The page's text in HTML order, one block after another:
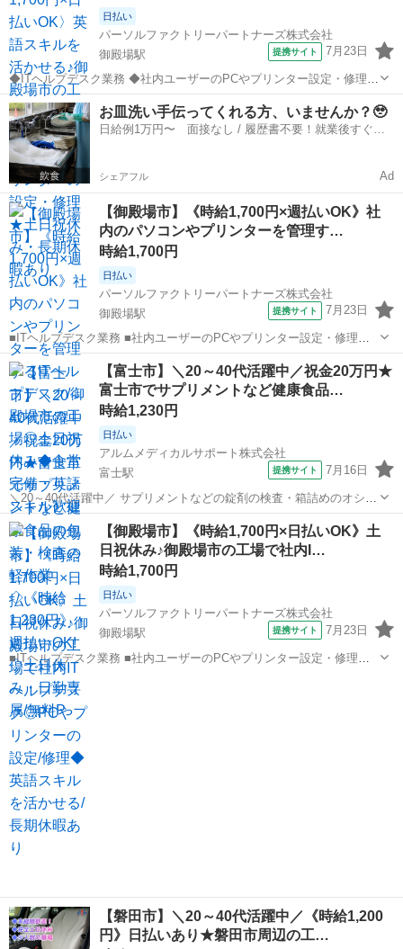
日払い
パーソルファクトリーパートナーズ株式会社
御殿場駅
提携サイト 7月23日
◆ITヘルプデスク業務 ◆社内ユーザーのPCやプリンター設定・修理な
どをお願いします ・パソコンやプリンターの管理、ネットワークやサ
ーバーの運用など ◆ITの運用業務の経験が活かせます ※英語の会話や
読み書きができる方歓迎 ...
静岡 御殿場市 御殿場駅 その他
お皿洗い手伝ってくれる方、いませんか？🥹
日給例1万円〜 面接なし / 履歴書不要！就業後すぐに
シェアフル Ad
【御殿場市】《時給1,700円×週払いOK》社
内のパソコンやプリンターを管理す…
時給1,700円
日払い
パーソルファクトリーパートナーズ株式会社
御殿場駅
提携サイト 7月23日
■ITヘルプデスク業務 ■社内ユーザーのPCやプリンター設定・修理な
どをお願いいたします ・パソコンやプリンターの管理、ネットワーク
やサーバーの運用など ■ITの運用業務の経験が活かせます ※英語の会
話や読み書きができる方歓...
静岡 御殿場市 御殿場駅
【富士市】＼20～40代活躍中／祝金20万円★
富士市でサプリメントなど健康食品…
時給1,230円
日払い
アルムメディカルサポート株式会社
富士駅
提携サイト 7月16日
＼20～40代活躍中／ サプリメントなどの錠剤の検査・箱詰めのオシゴ
ト。 重たいものはありません! 健康食品に関わるオシゴトなので、 工
場内は清潔に保たれていて働きやすい環境です。 サプリメントなど軽
い物の箱詰めなど、軽...
静岡 富士市 富士駅 その他
【御殿場市】《時給1,700円×日払いOK》土
日祝休み♪御殿場市の工場で社内I…
時給1,700円
日払い
パーソルファクトリーパートナーズ株式会社
御殿場駅
提携サイト 7月23日
■ITヘルプデスク業務 ■社内ユーザーのPCやプリンター設定・修理な
どをお願いいたします ・パソコンやプリンターの管理、ネットワーク
やサーバーの運用など ■ITの運用業務の経験が活かせます ※英語の会
話や読み書きができる方歓...
静岡 御殿場市
【磐田市】＼20～40代活躍中／《時給1,200
円》日払いあり★磐田市周辺の工…